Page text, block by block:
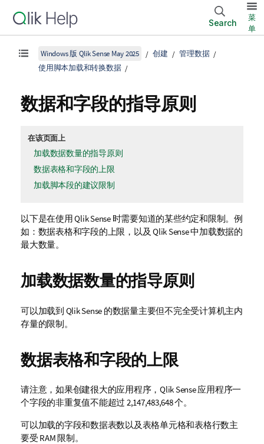
Search
菜
单
Windows 版 Qlik Sense May 2025 创建
管理数据
使用脚本加载和转换数据
数据和字段的指导原则
在该页面上
加载数据数量的指导原则
数据表格和字段的上限
加载脚本段的建议限制
以下是在使用Qlik Sense时需要知道的某些约定和限制。例
如：数据表格和字段的上限，以及 Qlik Sense中加载数据的
最大数量。
加载数据数量的指导原则
可以加载到 Qlik Sense 的数据量主要但不完全受计算机主内
存量的限制。
数据表格和字段的上限
请注意，如果创建很大的应用程序， Qlik Sense应用程序一
个字段的非重复值不能超过 2,147,483,648 个。
可以加载的字段和数据表数以及表格单元格和表格行数主
要受 RAM 限制。